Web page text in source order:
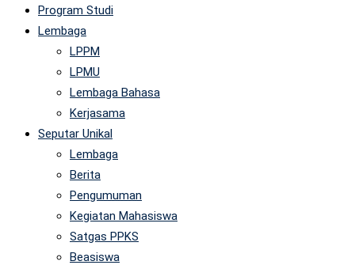
Program Studi
Lembaga
LPPM
LPMU
Lembaga Bahasa
Kerjasama
Seputar Unikal
Lembaga
Berita
Pengumuman
Kegiatan Mahasiswa
Satgas PPKS
Beasiswa